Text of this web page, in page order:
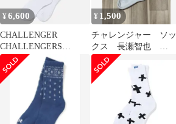
¥6,600
CHALLENGER
CHALLENGERS
SOCKS WHITE
¥ 1,500
チャレンジャー ソッ
クス 長瀬智也
WHITE×RED×BLUE ラ
ッツ マシス